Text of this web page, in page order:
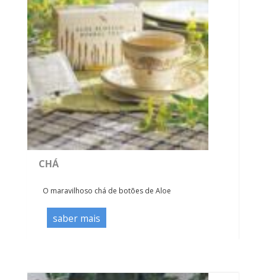
CHÁ
O maravilhoso chá de botões de Aloe
saber mais